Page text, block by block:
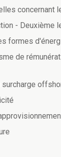
concernant
- Deuxième
formes
de